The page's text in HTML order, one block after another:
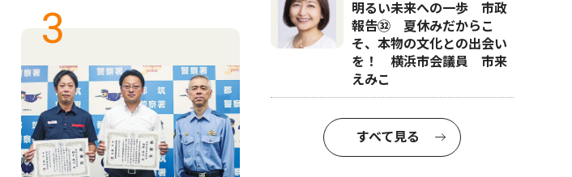
3 4
明るい未来への一歩 市政
報告㉜ 夏休みだからこ
そ、本物の文化との出会い
を！ 横浜市会議員 市来
えみこ
すべて見る